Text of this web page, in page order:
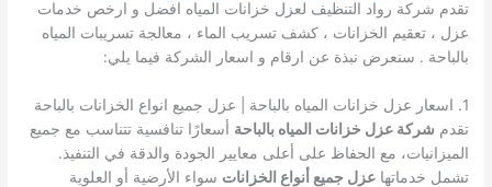
تقدم شركة رواد التنظيف لعزل خزانات المياه افضل و ارخص خدمات
عزل ، تعقيم الخزانات ، كشف تسريب الماء ، معالجة تسريبات المياه
بالباحة . سنعرض نبذة عن ارقام و اسعار الشركة فيما يلي:
1. اسعار عزل خزانات المياه بالباحة | عزل جميع انواع الخزانات بالباحة
تقدم شركة عزل خزانات المياه بالباحة أسعارًا تنافسية تتناسب مع جميع
الميزانيات، مع الحفاظ على أعلى معايير الجودة والدقة في التنفيذ.
تشمل خدماتهاعزل جميع أنواع الخزانات سواء الأرضية أو العلوية